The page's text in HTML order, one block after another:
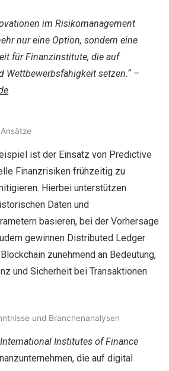
im Risikomanagement
nur eine Option, sondern eine
für Finanzinstitute, die auf
Wettbewerbsfähigkeit setzen.“ –
ist der Einsatz von Predictive
Finanzrisiken frühzeitig zu
Hierbei unterstützen
Daten und
basieren, bei der Vorhersage
gewinnen Distributed Ledger
zunehmend an Bedeutung,
und Sicherheit bei Transaktionen
und Branchenanalysen
International Institutes of Finance
die auf digital